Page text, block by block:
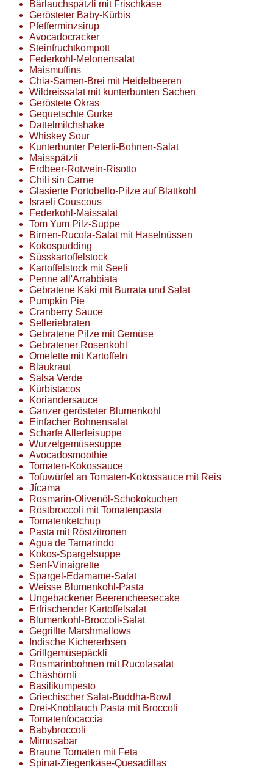
Bärlauchspätzli mit Frischkäse
Gerösteter Baby-Kürbis
Pfefferminzsirup
Avocadocracker
Steinfruchtkompott
Federkohl-Melonensalat
Maismuffins
Chia-Samen-Brei mit Heidelbeeren
Wildreissalat mit kunterbunten Sachen
Geröstete Okras
Gequetschte Gurke
Dattelmilchshake
Whiskey Sour
Kunterbunter Peterli-Bohnen-Salat
Maisspätzli
Erdbeer-Rotwein-Risotto
Chili sin Carne
Glasierte Portobello-Pilze auf Blattkohl
Israeli Couscous
Federkohl-Maissalat
Tom Yum Pilz-Suppe
Birnen-Rucola-Salat mit Haselnüssen
Kokospudding
Süsskartoffelstock
Kartoffelstock mit Seeli
Penne all'Arrabbiata
Gebratene Kaki mit Burrata und Salat
Pumpkin Pie
Cranberry Sauce
Selleriebraten
Gebratene Pilze mit Gemüse
Gebratener Rosenkohl
Omelette mit Kartoffeln
Blaukraut
Salsa Verde
Kürbistacos
Koriandersauce
Ganzer gerösteter Blumenkohl
Einfacher Bohnensalat
Scharfe Allerleisuppe
Wurzelgemüsesuppe
Avocadosmoothie
Tomaten-Kokossauce
Tofuwürfel an Tomaten-Kokossauce mit Reis
Jícama
Rosmarin-Olivenöl-Schokokuchen
Röstbroccoli mit Tomatenpasta
Tomatenketchup
Pasta mit Röstzitronen
Agua de Tamarindo
Kokos-Spargelsuppe
Senf-Vinaigrette
Spargel-Edamame-Salat
Weisse Blumenkohl-Pasta
Ungebackener Beerencheesecake
Erfrischender Kartoffelsalat
Blumenkohl-Broccoli-Salat
Gegrillte Marshmallows
Indische Kichererbsen
Grillgemüsepäckli
Rosmarinbohnen mit Rucolasalat
Chäshörnli
Basilikumpesto
Griechischer Salat-Buddha-Bowl
Drei-Knoblauch Pasta mit Broccoli
Tomatenfocaccia
Babybroccoli
Mimosabar
Braune Tomaten mit Feta
Spinat-Ziegenkäse-Quesadillas